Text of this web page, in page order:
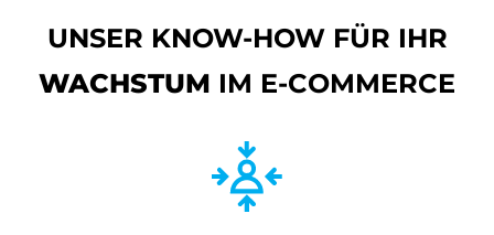
UNSER KNOW-HOW FÜR IHR
WACHSTUM IM E-COMMERCE